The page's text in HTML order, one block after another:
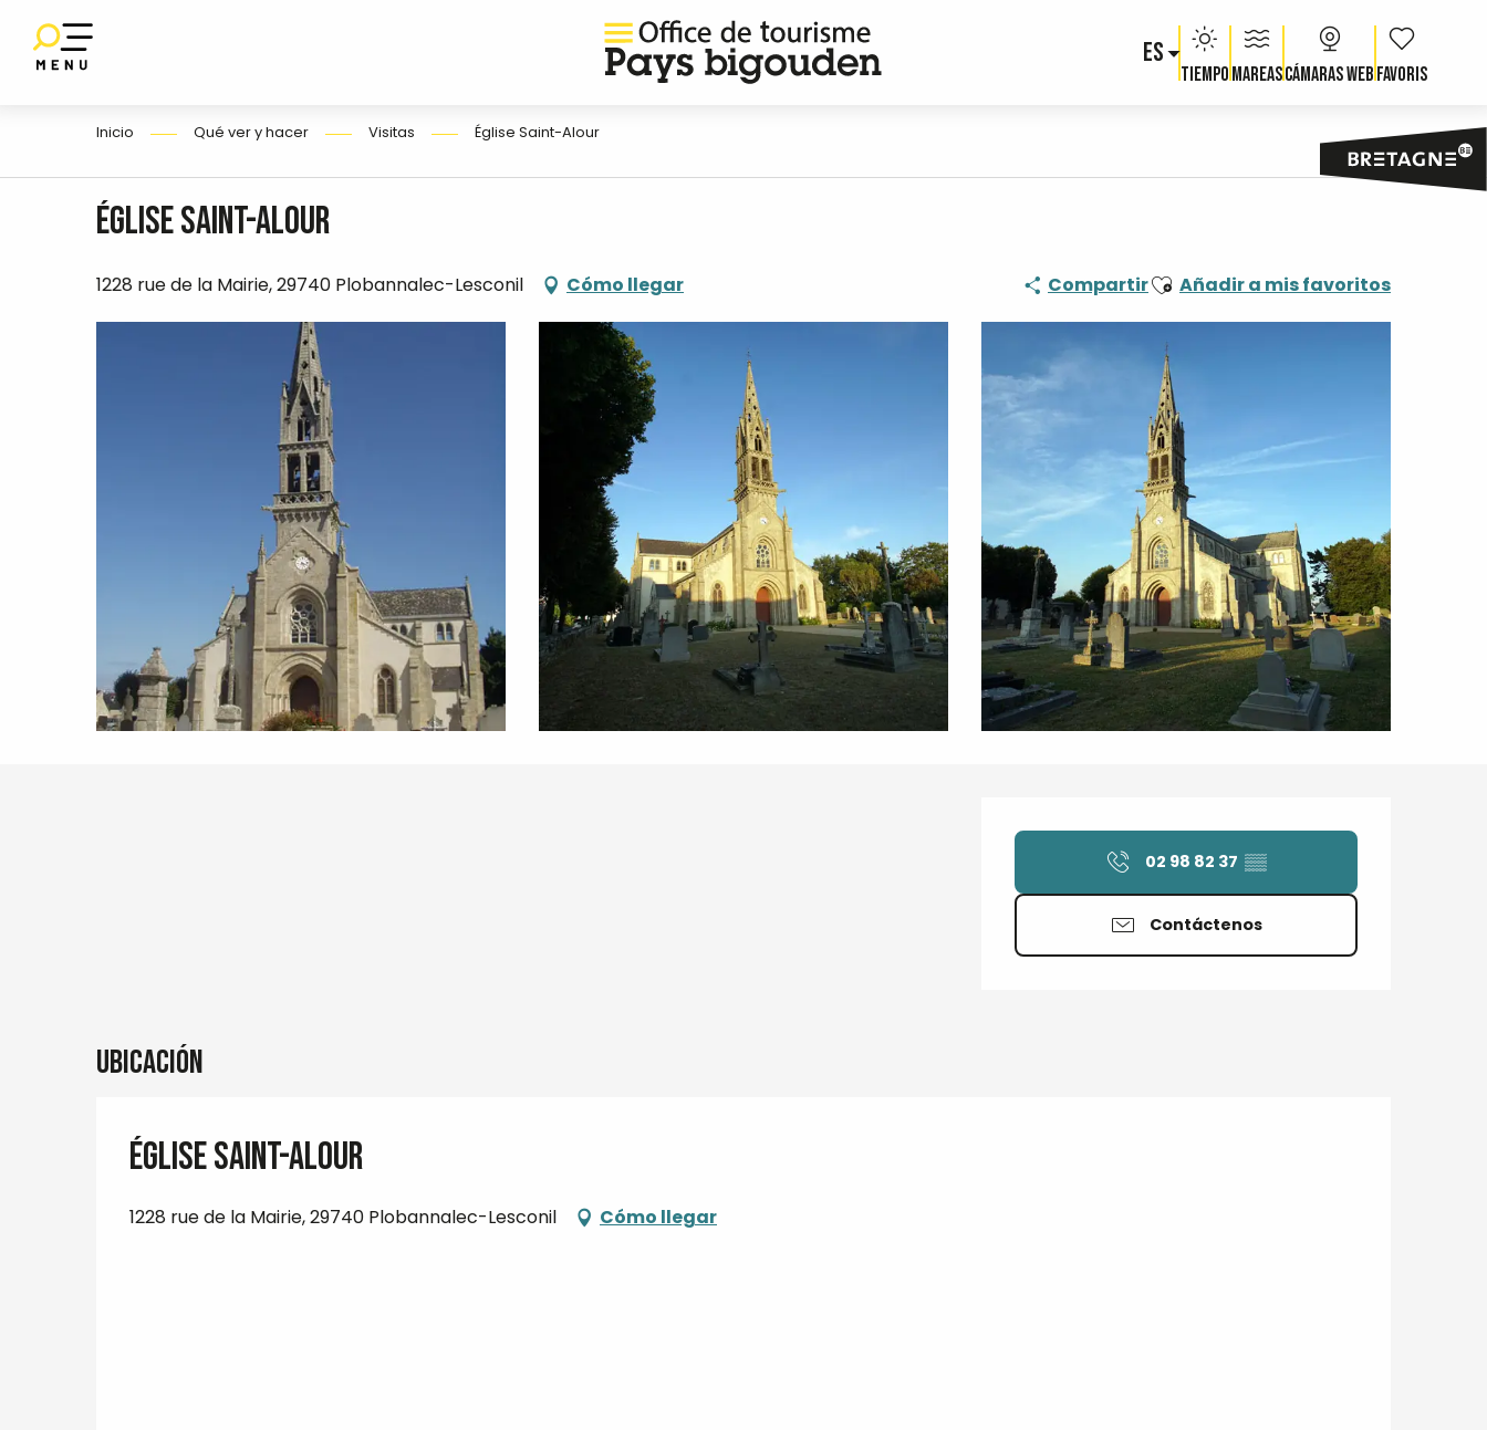
contenu
ES
TiempoMareasCámaras web Voir les
Inicio Qué ver y hacer Visitas Église Saint-Alour
Église Saint-Alour
1228 rue de la Mairie, 29740 Plobannalec-Lesconil Cómo llegar CompartirAjouter aux favoris
Añadir a mis favoritos
Horarios y datos de contacto
02 98 82 37 ▒▒
Contáctenos
Ubicación
Église Saint-Alour
1228 rue de la Mairie, 29740 Plobannalec-Lesconil Cómo llegar